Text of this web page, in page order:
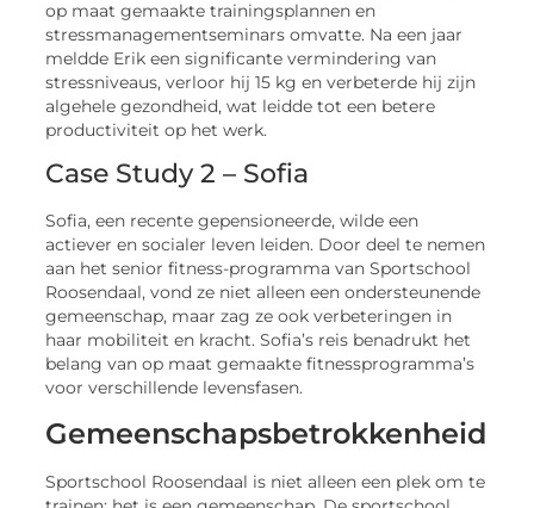
op maat gemaakte trainingsplannen en
stressmanagementseminars omvatte. Na een jaar
meldde Erik een significante vermindering van
stressniveaus, verloor hij 15 kg en verbeterde hij zijn
algehele gezondheid, wat leidde tot een betere
productiviteit op het werk.
Case Study 2 – Sofia
Sofia, een recente gepensioneerde, wilde een
actiever en socialer leven leiden. Door deel te nemen
aan het senior fitness-programma van Sportschool
Roosendaal, vond ze niet alleen een ondersteunende
gemeenschap, maar zag ze ook verbeteringen in
haar mobiliteit en kracht. Sofia’s reis benadrukt het
belang van op maat gemaakte fitnessprogramma’s
voor verschillende levensfasen.
Gemeenschapsbetrokkenheid
Sportschool Roosendaal is niet alleen een plek om te